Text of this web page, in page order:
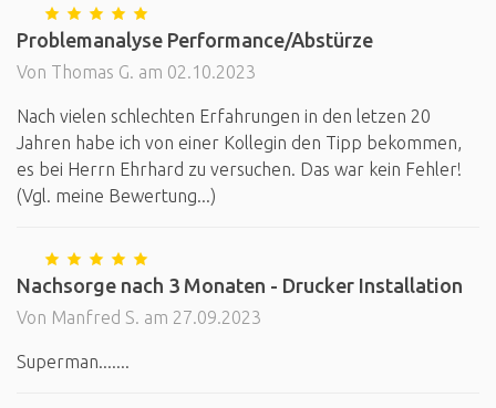
Problemanalyse Performance/Abstürze
Von Thomas G. am 02.10.2023
Nach vielen schlechten Erfahrungen in den letzen 20
Jahren habe ich von einer Kollegin den Tipp bekommen,
es bei Herrn Ehrhard zu versuchen. Das war kein Fehler!
(Vgl. meine Bewertung...)
Nachsorge nach 3 Monaten - Drucker Installation
Von Manfred S. am 27.09.2023
Superman.......